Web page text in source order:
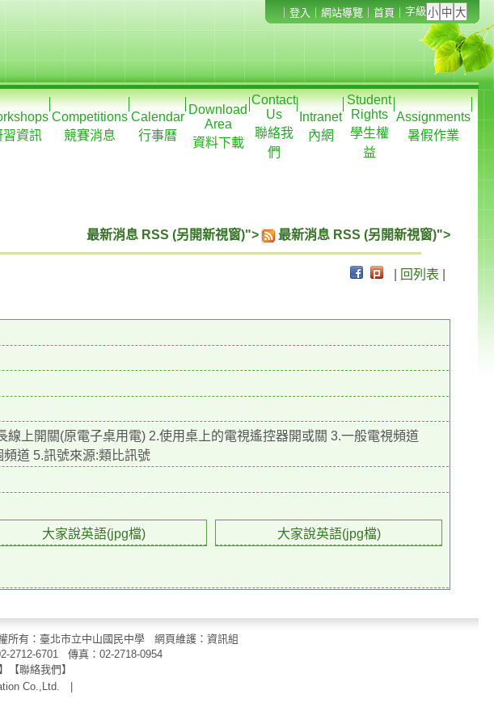
登入 網站導覽 首頁 字級
習資訊
Competitions
競賽消息
Calendar
行事曆
Download
Area
資料下載
Contact
Us
聯絡我
們
Intranet
內網
Student
Rights
學生權
益
Assignments
暑假作業
最新消息 RSS (另開新視窗)"> 最新消息 RSS (另開新視窗)">
回列表
上開關(原電子桌用電) 2.使用桌上的電視遙控器開或關 3.一般電視頻道
道 5.訊號來源:類比訊號
大家說英語(jpg檔) 大家說英語(jpg檔)
所有：臺北市立中山國民中學 網頁維護：資訊組
2712-6701 傳真： 02-2718-0954
】 【聯絡我們 】
Co.,Ltd.